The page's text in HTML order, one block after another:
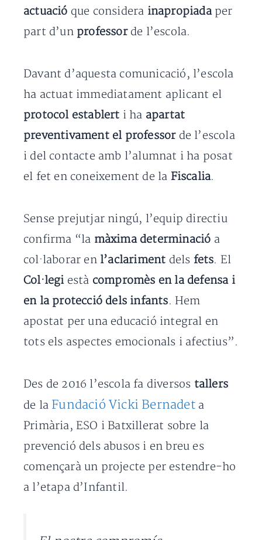
actuació que considera inapropiada per
part d’un professor de l’escola.
Davant d’aquesta comunicació, l’escola
ha actuat immediatament aplicant el
protocol establert i ha apartat
preventivament el professor de l’escola
i del contacte amb l’alumnat i ha posat
el fet en coneixement de la Fiscalia.
Sense prejutjar ningú, l’equip directiu
confirma “la màxima determinació a
col·laborar en l’aclariment dels fets. El
Col·legi està compromès en la defensa i
en la protecció dels infants. Hem
apostat per una educació integral en
tots els aspectes emocionals i afectius”.
Des de 2016 l’escola fa diversos tallers
de la Fundació Vicki Bernadeta
Primària, ESO i Batxillerat sobre la
prevenció dels abusos i en breu es
començarà un projecte per estendre-ho
a l’etapa d’Infantil.